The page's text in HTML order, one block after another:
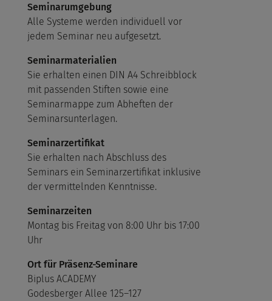
Seminarumgebung
Alle Systeme werden individuell vor
jedem Seminar neu aufgesetzt.
Seminarmaterialien
Sie erhalten einen DIN A4 Schreibblock
mit passenden Stiften sowie eine
Seminarmappe zum Abheften der
Seminarsunterlagen.
Seminarzertifikat
Sie erhalten nach Abschluss des
Seminars ein Seminarzertifikat inklusive
der vermittelnden Kenntnisse.
Seminarzeiten
Montag bis Freitag von 8:00 Uhr bis 17:00
Uhr
Ort für Präsenz-Seminare
Biplus ACADEMY
Godesberger Allee 125–127